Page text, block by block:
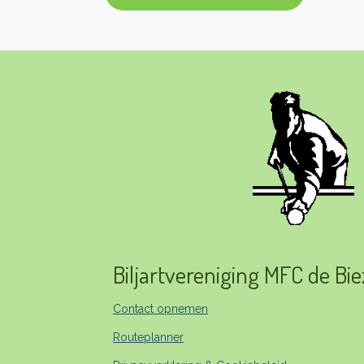
Biljartvereniging MFC de
Contact opnemen
Routeplanner